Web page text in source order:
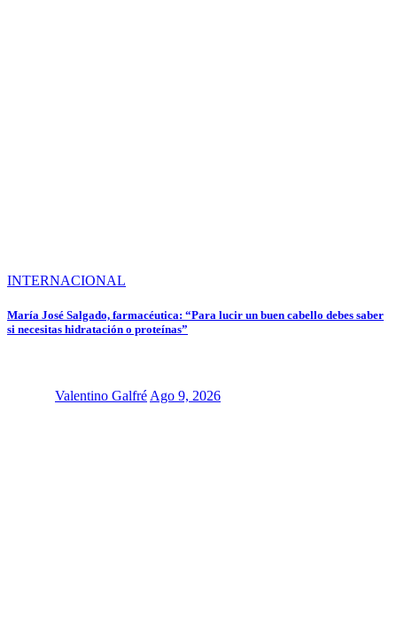
INTERNACIONAL
María José Salgado, farmacéutica: “Para lucir un buen cabello debes saber
si necesitas hidratación o proteínas”
Valentino GalfréAgo 9, 2026